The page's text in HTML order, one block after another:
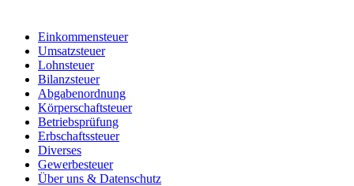
Einkommensteuer
Umsatzsteuer
Lohnsteuer
Bilanzsteuer
Abgabenordnung
Körperschaftsteuer
Betriebsprüfung
Erbschaftssteuer
Diverses
Gewerbesteuer
Über uns & Datenschutz